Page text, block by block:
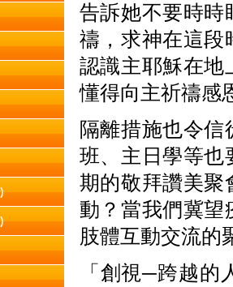
告訴她不要時時
禱，求神在這段
認識主耶穌在地
懂得向主祈禱感
隔離措施也令
班、主日學等也
期的敬拜讚美聚
動？當我們冀望
肢體互動交流的
「創視─跨越